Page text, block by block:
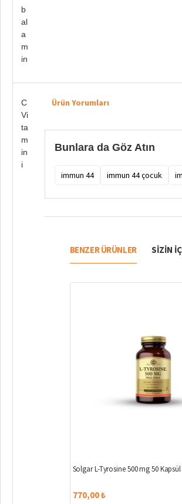
b
al
a
m
in
C
Vi
ta
m
in
i
Ürün Yorumları
Bunlara da Göz Atın
immun 44 immun 44 çocuk
BENZER ÜRÜNLER SIZIN
Solgar L-Tyrosine 500 mg 50 Kapsül
770,00 ₺